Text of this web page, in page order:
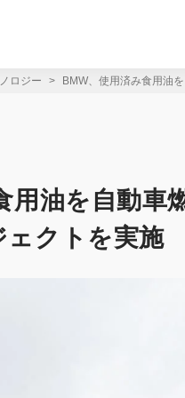
ロジー BMW、使用済み食用油
用油を自動車
クトを実施